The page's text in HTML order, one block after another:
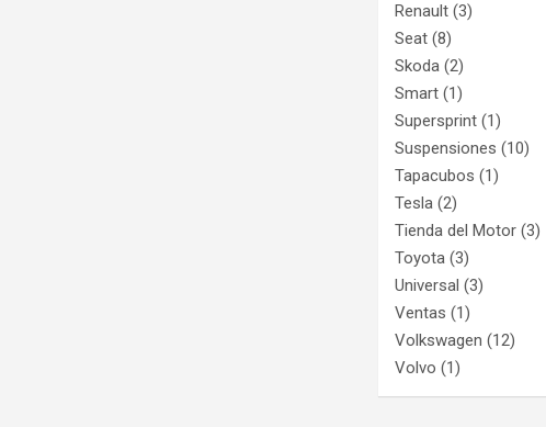
Renault (3)
Seat (8)
Skoda (2)
Smart (1)
Supersprint (1)
Suspensiones (10)
Tapacubos (1)
Tesla (2)
Tienda del Motor (3)
Toyota (3)
Universal (3)
Ventas (1)
Volkswagen (12)
Volvo (1)